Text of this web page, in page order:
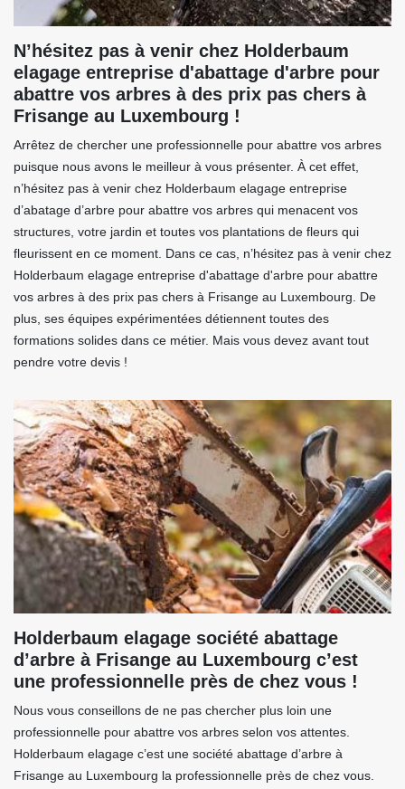
N’hésitez pas à venir chez Holderbaum
elagage entreprise d'abattage d'arbre pour
abattre vos arbres à des prix pas chers à
Frisange au Luxembourg !
Arrêtez de chercher une professionnelle pour abattre vos arbres
puisque nous avons le meilleur à vous présenter. À cet effet,
n’hésitez pas à venir chez Holderbaum elagage entreprise
d’abatage d’arbre pour abattre vos arbres qui menacent vos
structures, votre jardin et toutes vos plantations de fleurs qui
fleurissent en ce moment. Dans ce cas, n’hésitez pas à venir chez
Holderbaum elagage entreprise d'abattage d'arbre pour abattre
vos arbres à des prix pas chers à Frisange au Luxembourg. De
plus, ses équipes expérimentées détiennent toutes des
formations solides dans ce métier. Mais vous devez avant tout
pendre votre devis !
Holderbaum elagage société abattage
d’arbre à Frisange au Luxembourg c’est
une professionnelle près de chez vous !
Nous vous conseillons de ne pas chercher plus loin une
professionnelle pour abattre vos arbres selon vos attentes.
Holderbaum elagage c’est une société abattage d’arbre à
Frisange au Luxembourg la professionnelle près de chez vous.